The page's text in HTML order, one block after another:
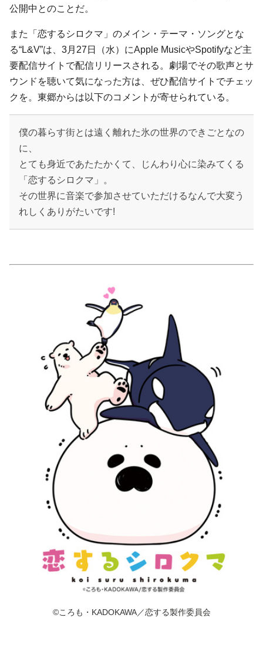
公開中とのことだ。
また「恋するシロクマ」のメイン・テーマ・ソングとな
る“L&V”は、3月27日（水）にApple MusicやSpotifyなど主
要配信サイトで配信リリースされる。劇場でその歌声とサ
ウンドを聴いて気になった方は、ぜひ配信サイトでチェッ
クを。東郷からは以下のコメントが寄せられている。
僕の暮らす街とは遠く離れた氷の世界のできごとなの
に、
とても身近であたたかくて、じんわり心に染みてくる
「恋するシロクマ」。
その世界に音楽で参加させていただけるなんで大変う
れしくありがたいです!
©ころも・KADOKAWA／恋する製作委員会